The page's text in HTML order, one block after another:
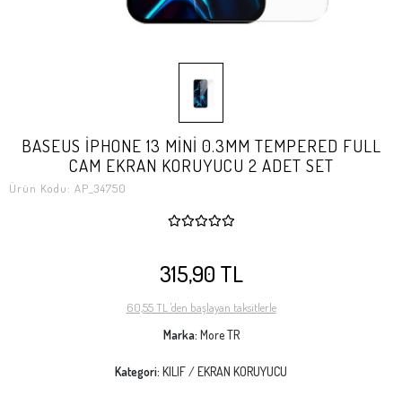
BASEUS İPHONE 13 MİNİ 0.3MM TEMPERED FULL
CAM EKRAN KORUYUCU 2 ADET SET
Ürün Kodu: AP_34750
315,90 TL
60,55 TL 'den başlayan taksitlerle
Marka: More TR
Kategori: KILIF / EKRAN KORUYUCU